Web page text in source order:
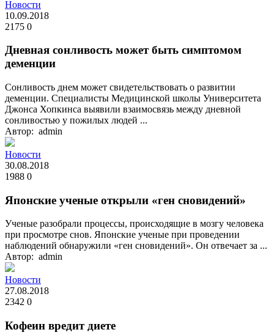
Новости
10.09.2018
2175 0
Дневная сонливость может быть симптомом
деменции
Сонливость днем может свидетельствовать о развитии
деменции. Специалисты Медицинской школы Университета
Джонса Хопкинса выявили взаимосвязь между дневной
сонливостью у пожилых людей ...
Автор: admin
Новости
30.08.2018
1988 0
Японские ученые открыли «ген сновидений»
Ученые разобрали процессы, происходящие в мозгу человека
при просмотре снов. Японские ученые при проведении
наблюдений обнаружили «ген сновидений». Он отвечает за ...
Автор: admin
Новости
27.08.2018
2342 0
Кофеин вредит диете